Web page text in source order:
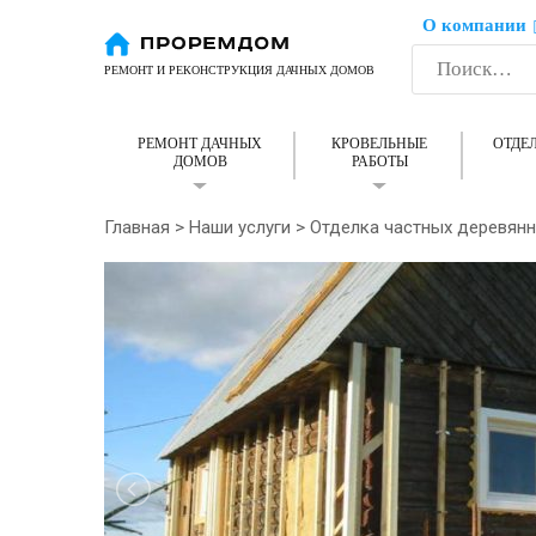
РЕМОНТ И РЕКОНСТРУКЦИЯ ДАЧНЫХ ДОМОВ
О компании
РЕМОНТ ДАЧНЫХ
ДОМОВ
КРОВЕЛЬНЫЕ
РАБОТЫ
Главная > Наши услуги > Отделка частных